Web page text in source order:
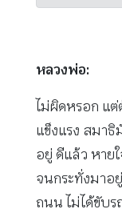
หลวงพ่อ:
ไม่ผิดหรอก แต่
แข็งแรง สมาธิ
อยู่ ดีแล้ว หาย
จนกระทั่งมาอ
ถนน ไม่ได้ขับร